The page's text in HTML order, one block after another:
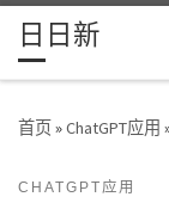
Skip to content
日日新
首页»ChatGPT应用
CHATGPT应用